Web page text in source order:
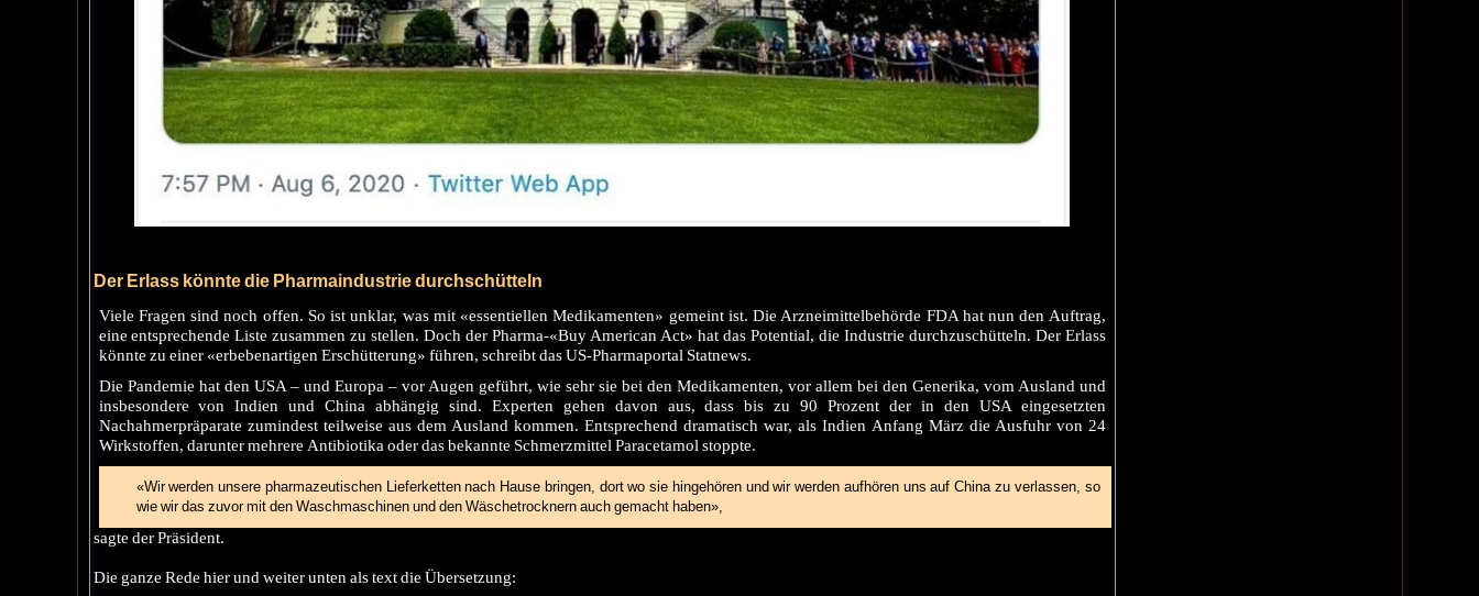
Der Erlass könnte die Pharmaindustrie durchschütteln
Viele Fragen sind noch offen. So ist unklar, was mit «essentiellenMedikamenten» gemeint ist. Die Arzneimittelbehörde FDAhat nun den Auftrag,
eine entsprechende Liste zusammen zu stellen. Doch der Pharma-«Buy American Act» hat das Potential, die Industrie durchzuschütteln. Der Erlass
könnte zu einer «erbebenartigen Erschütterung» führen, schreibt das US-Pharmaportal Statnews.
Die Pandemie hat den USA– und Europa – vor Augen geführt, wie sehr sie bei den Medikamenten, vor allem bei den Generika, vom Ausland und
insbesondere vonIndien undChina abhängig sind. Experten gehen davon aus, dass bis zu 90 Prozent der in den USAeingesetzten
Nachahmerpräparate zumindest teilweise aus dem Ausland kommen. Entsprechend dramatisch war, als Indien Anfang März die Ausfuhr von 24
Wirkstoffen, darunter mehrere Antibiotika oder das bekannte Schmerzmittel Paracetamol stoppte.
«Wir werden unsere pharmazeutischen Lieferketten nach Hause bringen, dort wo sie hingehören und wir werden aufhören uns aufChina zu verlassen, so
wie wir das zuvor mit den Waschmaschinen und den Wäschetrocknern auch gemacht haben»,
sagte der Präsident.
Die ganze Rede hier und weiter unten als text die Übersetzung: